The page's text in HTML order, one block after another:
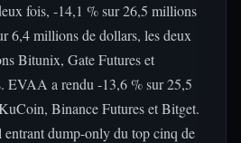
fois, -14,1 % sur 26,5 millions
6,4 millions de dollars, les deux
Bitunix, Gate Futures et
EVAA a rendu -13,6 % sur 25,5
Binance Futures et Bitget.
entrant dump-only du top cinq de